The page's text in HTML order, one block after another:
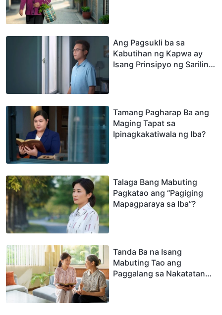
Ang Pagsukli ba sa
Kabutihan ng Kapwa ay
Isang Prinsipyo ng Sariling
Tamang Pagharap Ba ang
Maging Tapat sa
Ipinagkakatiwala ng Iba?
Talaga Bang Mabuting
Pagkatao ang “Pagiging
Mapagparaya sa Iba”?
Tanda Ba na Isang
Mabuting Tao ang
Paggalang sa Nakatatanda